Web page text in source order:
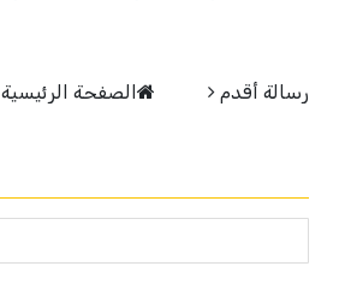
رسالة أقدم الصفحة الرئيسية